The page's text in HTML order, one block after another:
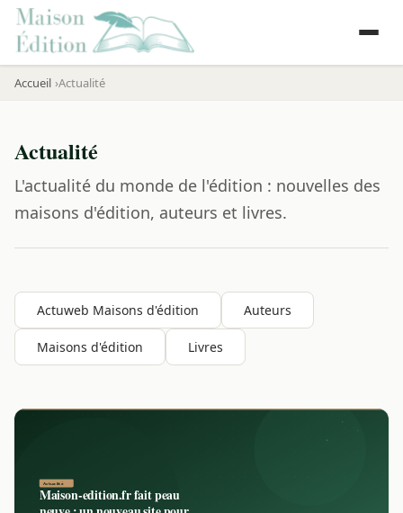
Accueil Actualité
Actualité
L'actualité du monde de l'édition : nouvelles des
maisons d'édition, auteurs et livres.
Actuweb Maisons d'édition Auteurs
Maisons d'édition Livres